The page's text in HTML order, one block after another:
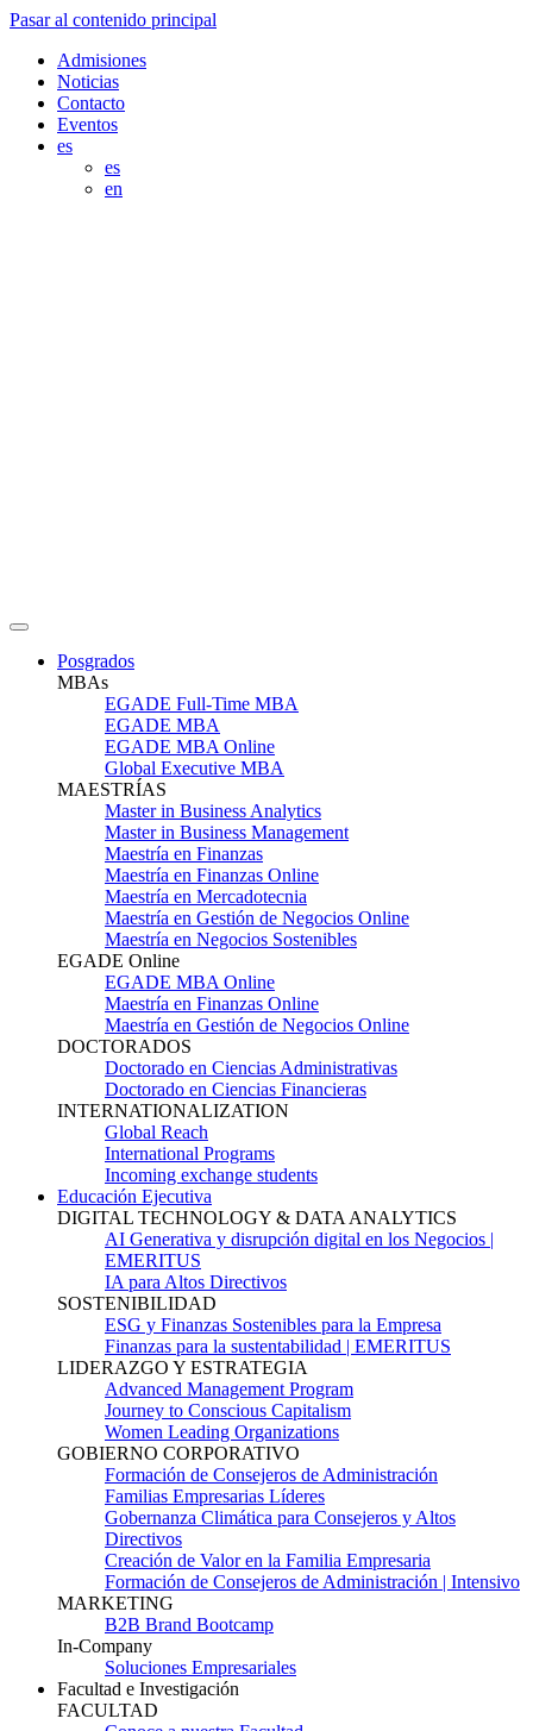
Pasar al contenido principal
Admisiones
Noticias
Contacto
Eventos
es
es
en
Posgrados
MBAs
EGADE Full-Time MBA
EGADE MBA
EGADE MBA Online
Global Executive MBA
MAESTRÍAS
Master in Business Analytics
Master in Business Management
Maestría en Finanzas
Maestría en Finanzas Online
Maestría en Mercadotecnia
Maestría en Gestión de Negocios Online
Maestría en Negocios Sostenibles
EGADE Online
EGADE MBA Online
Maestría en Finanzas Online
Maestría en Gestión de Negocios Online
DOCTORADOS
Doctorado en Ciencias Administrativas
Doctorado en Ciencias Financieras
INTERNATIONALIZATION
Global Reach
International Programs
Incoming exchange students
Educación Ejecutiva
DIGITAL TECHNOLOGY & DATA ANALYTICS
AI Generativa y disrupción digital en los Negocios |
EMERITUS
IA para Altos Directivos
SOSTENIBILIDAD
ESG y Finanzas Sostenibles para la Empresa
Finanzas para la sustentabilidad | EMERITUS
LIDERAZGO Y ESTRATEGIA
Advanced Management Program
Journey to Conscious Capitalism
Women Leading Organizations
GOBIERNO CORPORATIVO
Formación de Consejeros de Administración
Familias Empresarias Líderes
Gobernanza Climática para Consejeros y Altos
Directivos
Creación de Valor en la Familia Empresaria
Formación de Consejeros de Administración | Intensivo
MARKETING
B2B Brand Bootcamp
In-Company
Soluciones Empresariales
Facultad e Investigación
FACULTAD